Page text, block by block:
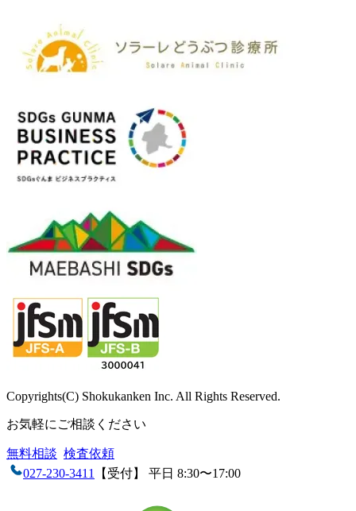
Copyrights(C) Shokukanken Inc. All Rights Reserved.
お気軽にご相談ください
無料相談 検査依頼
027-230-3411 【受付】 平日 8:30〜17:00